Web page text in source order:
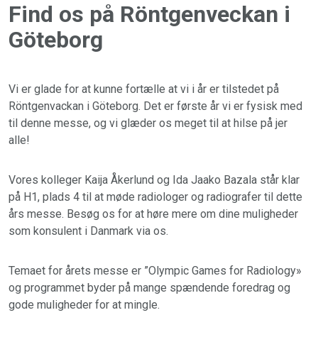
Find os på Röntgenveckan i
Göteborg
Vi er glade for at kunne fortælle at vi i år er tilstedet på
Röntgenvackan i Göteborg. Det er første år vi er fysisk med
til denne messe, og vi glæder os meget til at hilse på jer
alle!
Vores kolleger Kaija Åkerlund og Ida Jaako Bazala står klar
på H1, plads 4 til at møde radiologer og radiografer til dette
års messe. Besøg os for at høre mere om dine muligheder
som konsulent i Danmark via os.
Temaet for årets messe er ”Olympic Games for Radiology»
og programmet byder på mange spændende foredrag og
gode muligheder for at mingle.